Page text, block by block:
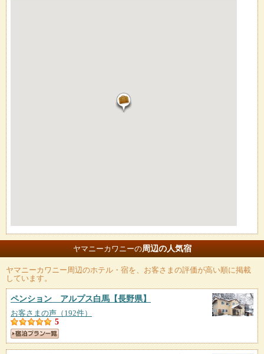
ヤマニーカワニーの周辺の人気宿
ヤマニーカワニー周辺のホテル・宿を、お客さまの評価が高い順に掲載
しています。
ペンション アルプス白馬 【長野県】
お客さまの声（192件）
5